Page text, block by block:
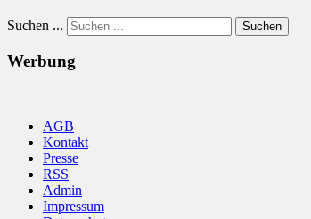
Suchen ... Suchen
Werbung
AGB
Kontakt
Presse
RSS
Admin
Impressum